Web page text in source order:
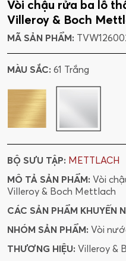
Vòi chậu rửa ba lỗ
Villeroy & Boch
MÃ SẢN PHẨM:
MÀU SẮC: 61 Trắng
BỘ SƯU TẬP: METTLACH
MÔ TẢ SẢN PHẨM: Vòi
Villeroy & Boch Mettlach
CÁC SẢN PHẨM KHUYẾN
NHÓM SẢN PHẨM: Vòi
THƯƠNG HIỆU: Villeroy &